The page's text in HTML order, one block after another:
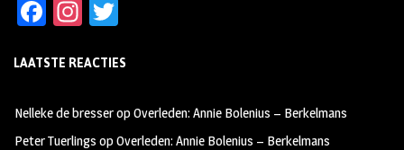
Fa
b
oo
k
In
ag
m
tt
LAATSTE REACTIES
Nelleke de bresseropOverleden: Annie Bolenius – Berkelmans
Peter Tuerlings opOverleden: Annie Bolenius – Berkelmans